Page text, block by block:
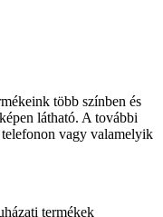
több színben és
látható. A további
vagy valamelyik
termékek